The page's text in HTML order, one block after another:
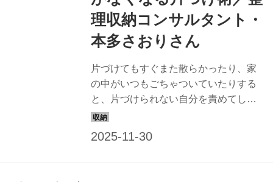
理収納コンサルタント・
本多さおりさん
片づけてもすぐまた散らかったり、家
の中がいつもごちゃついていたりする
と、片づけられない自分を責めてしま
うもの。でも、整理収納コンサルタン